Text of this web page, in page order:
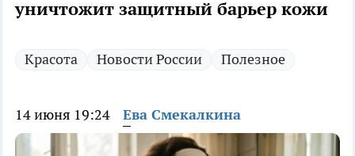
уничтожит защитный барьер кожи
Красота Новости России Полезное
14 июня 19:24 Ева Смекалкина